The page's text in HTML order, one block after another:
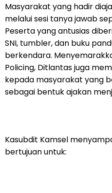
Masyarakat yang hadir
melalui sesi tanya jawab
Peserta yang antusias
SNI, tumbler, dan buku
berkendara.
Policing, Ditlantas juga
kepada masyarakat yang
sebagai bentuk ajakan
Kasubdit Kamsel
bertujuan untuk: